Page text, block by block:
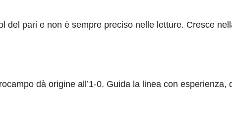
del pari e non è sempre preciso nelle letture. Cresce
dà origine all’1-0. Guida la linea con esperienza,